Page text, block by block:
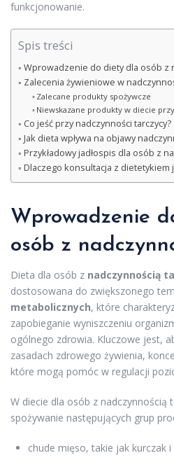
funkcjonowanie.
Spis treści
Wprowadzenie do diety dla osób z
Zalecenia żywieniowe w
Zalecane produkty spożywcze
Niewskazane produkty w diecie
Co jeść przy nadczynności tarczycy?
Jak dieta wpływa na objawy
Przykładowy jadłospis dla osób z
Dlaczego konsultacja z dietetykiem
Wprowadzenie
osób z
Dieta dla osób z nadczynnością
dostosowana do zwiększonego
metabolicznych, które
zapobieganie wyniszczeniu
ogólnego zdrowia. Kluczowe jest,
zasadach zdrowego żywienia,
które mogą pomóc w regulacji
W diecie dla osób z nadczynnością
spożywanie następujących grup
chude mięso, takie jak kurczak i